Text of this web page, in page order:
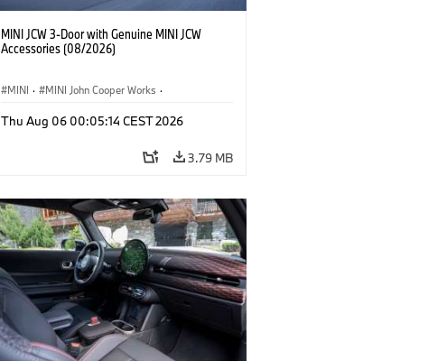
MINI JCW 3-Door with Genuine MINI JCW
Accessories (08/2026)
MINI · MINI John Cooper Works ·
Optional Extras, Accessories
Thu Aug 06 00:05:14 CEST 2026
3.79 MB